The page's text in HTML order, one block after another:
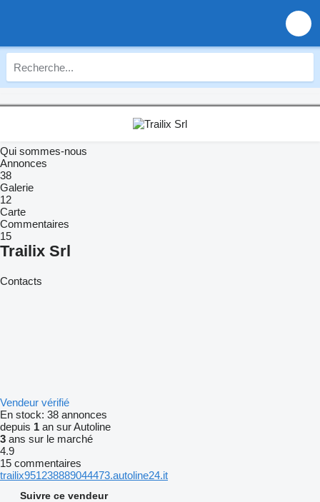
Qui sommes-nous
Annonces
38
Galerie
12
Carte
Commentaires
15
Trailix Srl
Contacts
Vendeur vérifié
En stock: 38 annonces
depuis 1 an sur Autoline
3 ans sur le marché
4.9
15 commentaires
trailix951238889044473.autoline24.it
Suivre ce vendeur